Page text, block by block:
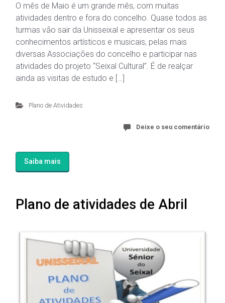
O mês de Maio é um grande mês, com muitas
atividades dentro e fora do concelho. Quase todos as
turmas vão sair da Unisseixal e apresentar os seus
conhecimentos artísticos e musicais, pelas mais
diversas Associações do concelho e participar nas
atividades do projeto “Seixal Cultural”. É de realçar
ainda as visitas de estudo e […]
Plano de Atividades
Deixe o seu comentário
Saiba mais
Plano de atividades de Abril